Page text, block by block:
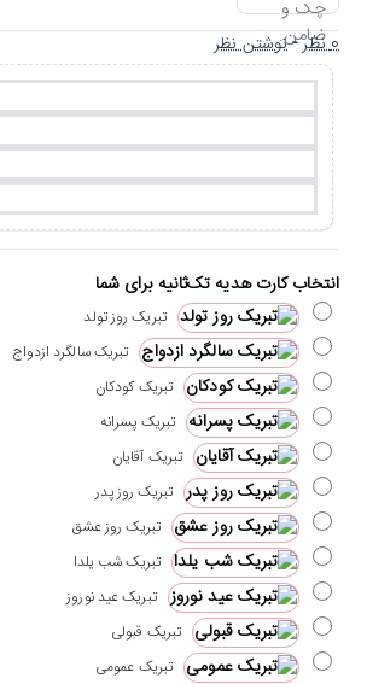
0 نظر -نوشتن نظر
انتخاب کارت هدیه تک‌ثانیه برای شما
تبریک روز تولد
تبریک سالگرد ازدواج
تبریک کودکان
تبریک پسرانه
تبریک آقایان
تبریک روز پدر
تبریک روز عشق
تبریک شب یلدا
تبریک عید نوروز
تبریک قبولی
تبریک عمومی